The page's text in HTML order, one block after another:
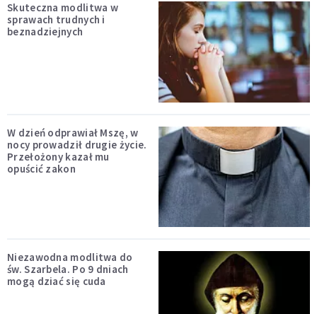
Skuteczna modlitwa w
sprawach trudnych i
beznadziejnych
W dzień odprawiał Mszę, w
nocy prowadził drugie życie.
Przełożony kazał mu
opuścić zakon
Niezawodna modlitwa do
św. Szarbela. Po 9 dniach
mogą dziać się cuda